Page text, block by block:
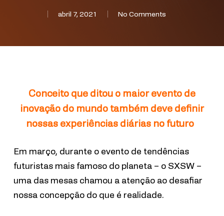
abril 7, 2021 No Comments
Conceito que ditou o maior evento de
inovação do mundo também deve definir
nossas experiências diárias no futuro
Em março, durante o evento de tendências
futuristas mais famoso do planeta – o SXSW –
uma das mesas chamou a atenção ao desafiar
nossa concepção do que é realidade.